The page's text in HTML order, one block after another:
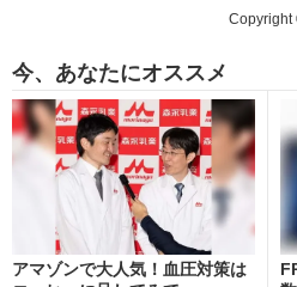
Copyright
今、あなたにオススメ
アマゾンで大人気！血圧対策は